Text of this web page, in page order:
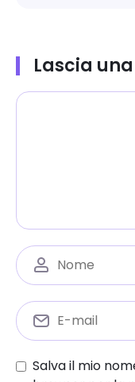
Lascia
Salva il mio